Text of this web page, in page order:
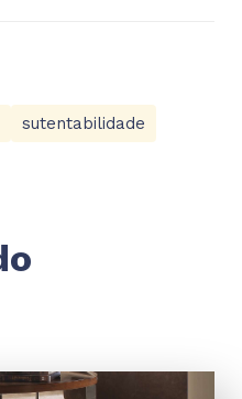
sutentabilidade